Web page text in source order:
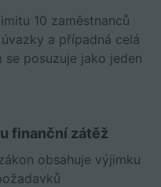
10 zaměstnanců
a případná celá
posuzuje jako jeden
finanční zátěž
obsahuje výjimku